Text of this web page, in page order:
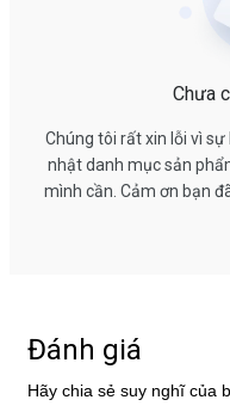
Chưa
Chúng tôi rất xin lỗi vì
nhật danh mục sản
mình cần. Cảm ơn bạn
Đánh giá
Hãy chia sẻ suy nghĩ của